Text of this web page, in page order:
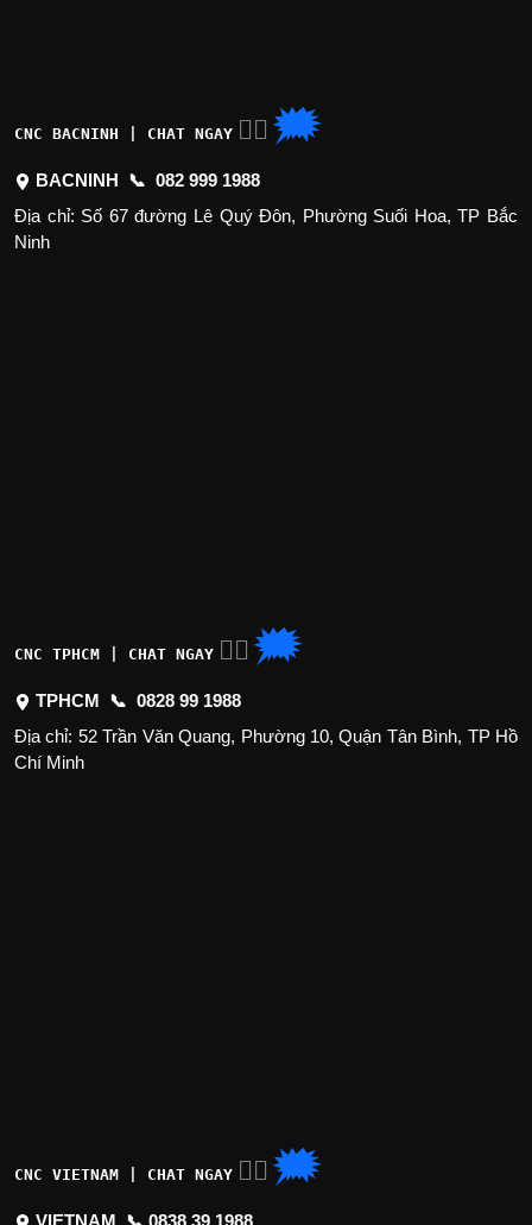
CNC BACNINH | CHAT NGAY 👉🏽 🗯
BACNINH 📞 082 999 1988
Địa chỉ: Số 67 đường Lê Quý Đôn, Phường Suối Hoa, TP Bắc
Ninh
CNC TPHCM | CHAT NGAY 👉🏽 🗯
TPHCM 📞 0828 99 1988
Địa chỉ: 52 Trần Văn Quang, Phường 10, Quận Tân Bình, TP Hồ
Chí Minh
CNC VIETNAM | CHAT NGAY 👉🏽 🗯
VIETNAM 📞 0838 39 1988